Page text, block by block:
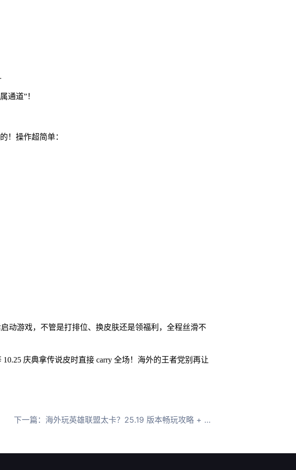
通道”！
！操作超简单：
动游戏，不管是打排位、换皮肤还是领福利，全程丝滑不
庆典拿传说皮时直接 carry 全场！海外的王者党别再让
下一篇： 海外玩英雄联盟太卡？25.19 版本畅玩攻略 + HiCN 救场指南